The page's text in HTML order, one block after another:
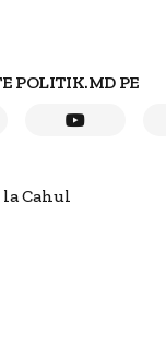
POLITIK.MD PE
la Cahul